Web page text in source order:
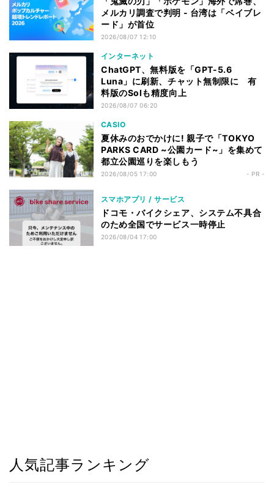
メルカリ調査で判明 - 台湾は「ベイブレ
ード」が首位
2026/08/07 12:10
インターネット
ChatGPT、無料版を「GPT-5.6
Luna」に刷新、チャット無制限に 有
料版のSolも精度向上
2026/08/07 06:20
CASIO
夏休みのおでかけに! 親子で「TOKYO
PARKS CARD ~公園カード~」を集めて
都立公園巡りを楽しもう
2026/08/05 17:00 - PR -
スマホアプリ / サービス
ドコモ・バイクシェア、システム不具合
のため全国でサービス一時停止
2026/08/04 17:00
人気記事ランキング